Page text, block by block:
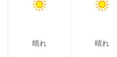
晴れ 晴れ